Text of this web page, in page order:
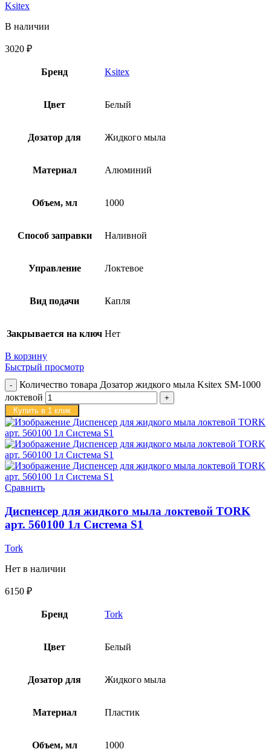
Ksitex
В наличии
3020 ₽
Бренд Ksitex
Цвет Белый
Дозатор для Жидкого мыла
Материал Алюминий
Объем, мл 1000
Способ заправки Наливной
Управление Локтевое
Вид подачи Капля
Закрывается на ключ Нет
В корзину
Быстрый просмотр
Количество товара Дозатор жидкого мыла Ksitex SM-1000
локтевой
Купить в 1 клик
Сравнить
Диспенсер для жидкого мыла локтевой TORK
арт. 560100 1л Система S1
Tork
Нет в наличии
6150 ₽
Бренд Tork
Цвет Белый
Дозатор для Жидкого мыла
Материал Пластик
Объем, мл 1000